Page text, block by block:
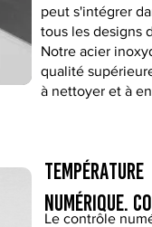
peut s'intégrer
tous les designs
Notre acier
qualité
à nettoyer et à
Le contrôle
température
numérique.